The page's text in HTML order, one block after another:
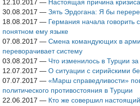
12.10.2017 — Настоящая причина
30.08.2017 — Зять Эрдогана: Я бы
18.08.2017 — Германия начала говорить
понятном ему языке
07.08.2017 — Смена командующих в
переворачивает систему
03.08.2017 — Что изменилось в Турции
12.07.2017 — О ситуации с сирийскими
07.07.2017 — «Марш справедливости»
политического противостояния в Турции
22.06.2017 — Кто же совершил